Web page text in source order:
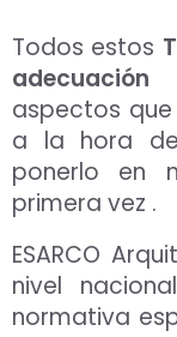
Todos estos
adecuación
aspectos
a la hora de
ponerlo en
primera vez .
ESARCO
nivel
normativa